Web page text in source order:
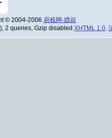
© 2004-2006 易栈网-膘叔
2 queries, Gzip disabled XHTML 1.0.